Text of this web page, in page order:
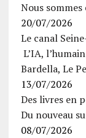
Nous
20/07/2026
Le canal
L’IA,
Bardella, Le
13/07/2026
Des livres en
Du nouveau
08/07/2026